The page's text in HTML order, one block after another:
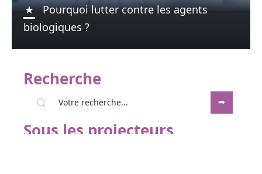
Pourquoi lutter contre les agents
biologiques ?
Recherche
Sous les projecteurs